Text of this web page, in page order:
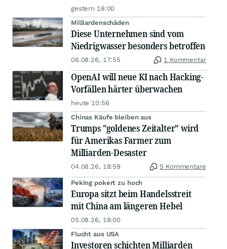
gestern 18:00
Milliardenschäden
Diese Unternehmen sind vom
Niedrigwasser besonders betroffen
06.08.26, 17:55 1 Kommentar
OpenAI will neue KI nach Hacking-
Vorfällen härter überwachen
heute 10:56
Chinas Käufe bleiben aus
Trumps "goldenes Zeitalter" wird
für Amerikas Farmer zum
Milliarden-Desaster
04.08.26, 18:59 5 Kommentare
Peking pokert zu hoch
Europa sitzt beim Handelsstreit
mit China am längeren Hebel
05.08.26, 18:00
Flucht aus USA
Investoren schichten Milliarden